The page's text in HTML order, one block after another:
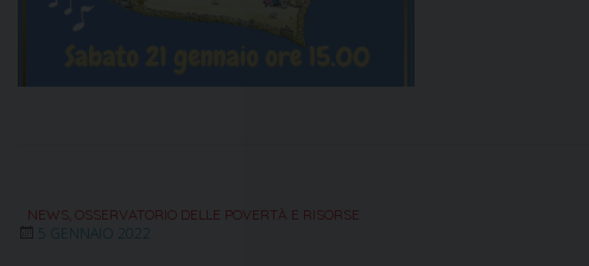
NEWS OSSERVATORIO DELLE POVERTÀ E RISORSE
5 GENNAIO 2022